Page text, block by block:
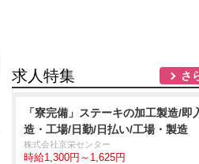
求人特集 さ
「寮完備」ステーキの加工製造/即
造・工場/日勤/日払い/工場・製造
株式会社京栄センター
時給1,300円～1,625円